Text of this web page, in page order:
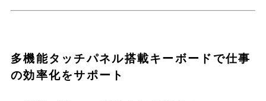
多機能タッチパネル搭載キーボードで仕事
の効率化をサポート